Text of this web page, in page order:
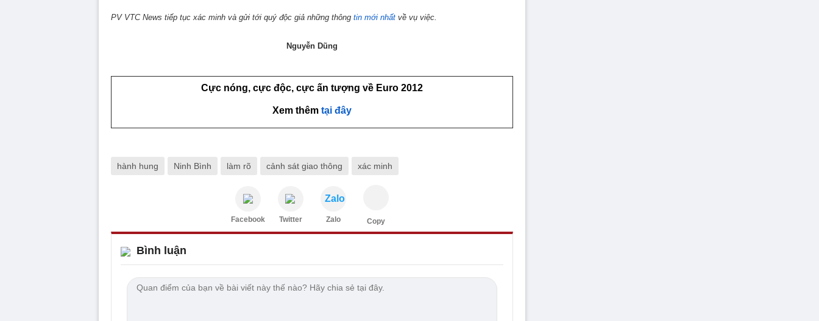
PV VTC News tiếp tục xác minh và gửi tới quý độc giả những thông tin mới nhất về vụ việc.
Nguyễn Dũng
Cực nóng, cực độc, cực ấn tượng về Euro 2012
Xem thêm tại đây
hành hung Ninh Bình làm rõ cảnh sát giao thông xác minh
Facebook Twitter
Zalo
Zalo Copy
Bình luận